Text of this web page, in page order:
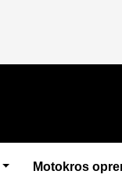
Motokros